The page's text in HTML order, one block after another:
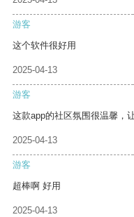
游客
这个软件很好用
2025-04-13
游客
这款app的社区氛围很温馨，
2025-04-13
游客
超棒啊 好用
2025-04-13